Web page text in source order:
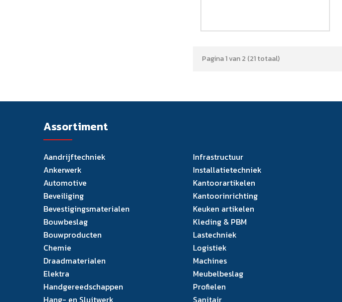
Pagina 1 van 2 (21 totaal)
Assortiment
Aandrijftechniek
Ankerwerk
Automotive
Beveiliging
Bevestigingsmaterialen
Bouwbeslag
Bouwproducten
Chemie
Draadmaterialen
Elektra
Handgereedschappen
Hang- en Sluitwerk
Infrastructuur
Installatietechniek
Kantoorartikelen
Kantoorinrichting
Keuken artikelen
Kleding & PBM
Lastechniek
Logistiek
Machines
Meubelbeslag
Profielen
Sanitair